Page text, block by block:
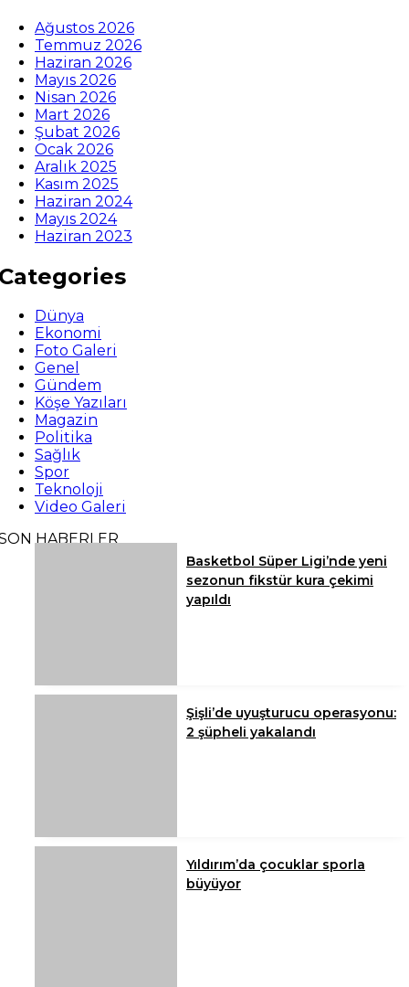
Ağustos 2026
Temmuz 2026
Haziran 2026
Mayıs 2026
Nisan 2026
Mart 2026
Şubat 2026
Ocak 2026
Aralık 2025
Kasım 2025
Haziran 2024
Mayıs 2024
Haziran 2023
Dünya
Ekonomi
Foto Galeri
Genel
Gündem
Köşe Yazıları
Magazin
Politika
Sağlık
Spor
Teknoloji
Video Galeri
HABERLER
Basketbol Süper Ligi’nde yeni
sezonun fikstür kura çekimi
yapıldı
Şişli’de uyuşturucu operasyonu:
2 şüpheli yakalandı
Yıldırım’da çocuklar sporla
büyüyor